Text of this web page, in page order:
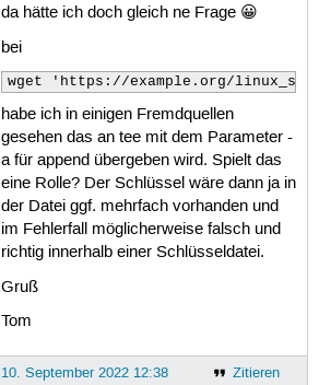
da hätte ich doch gleich ne Frage 😀
bei
wget 'https://example.org/
habe ich in einigen Fremdquellen
gesehen das an tee mit dem Parameter -
a für append übergeben wird. Spielt das
eine Rolle? Der Schlüssel wäre dann ja in
der Datei ggf. mehrfach vorhanden und
im Fehlerfall möglicherweise falsch und
richtig innerhalb einer Schlüsseldatei.
Gruß
Tom
Zitieren
10. September 2022 12:38